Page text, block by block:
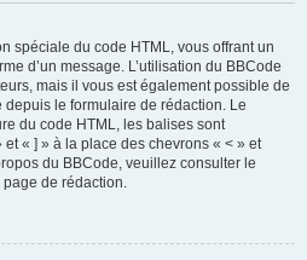
spéciale du code HTML, vous offrant un
d’un message. L’utilisation du BBCode
mais il vous est également possible de
depuis le formulaire de rédaction. Le
du code HTML, les balises sont
« ] » à la place des chevrons « < » et
du BBCode, veuillez consulter le
de rédaction.